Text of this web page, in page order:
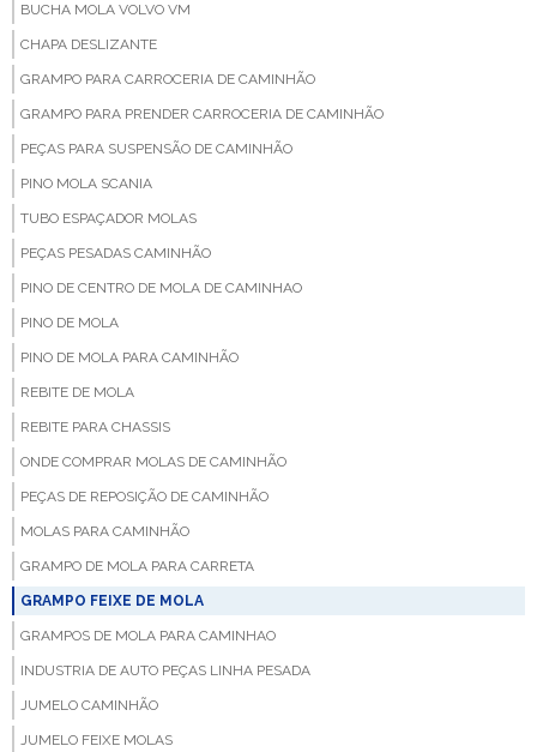
BUCHA MOLA VOLVO VM
CHAPA DESLIZANTE
GRAMPO PARA CARROCERIA DE CAMINHÃO
GRAMPO PARA PRENDER CARROCERIA DE CAMINHÃO
PEÇAS PARA SUSPENSÃO DE CAMINHÃO
PINO MOLA SCANIA
TUBO ESPAÇADOR MOLAS
PEÇAS PESADAS CAMINHÃO
PINO DE CENTRO DE MOLA DE CAMINHAO
PINO DE MOLA
PINO DE MOLA PARA CAMINHÃO
REBITE DE MOLA
REBITE PARA CHASSIS
ONDE COMPRAR MOLAS DE CAMINHÃO
PEÇAS DE REPOSIÇÃO DE CAMINHÃO
MOLAS PARA CAMINHÃO
GRAMPO DE MOLA PARA CARRETA
GRAMPO FEIXE DE MOLA
GRAMPOS DE MOLA PARA CAMINHAO
INDUSTRIA DE AUTO PEÇAS LINHA PESADA
JUMELO CAMINHÃO
JUMELO FEIXE MOLAS